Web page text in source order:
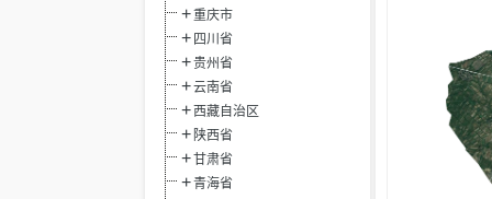
重庆市
四川省
贵州省
云南省
西藏自治区
陕西省
甘肃省
青海省